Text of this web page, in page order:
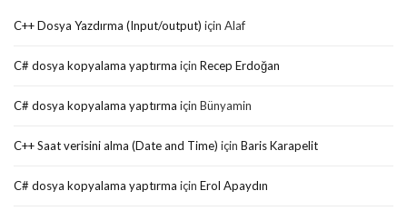
C++ Dosya Yazdırma (Input/output) için Alaf
C# dosya kopyalama yaptırma için Recep Erdoğan
C# dosya kopyalama yaptırma için Bünyamin
C++ Saat verisini alma (Date and Time) için Baris Karapelit
C# dosya kopyalama yaptırma için Erol Apaydın